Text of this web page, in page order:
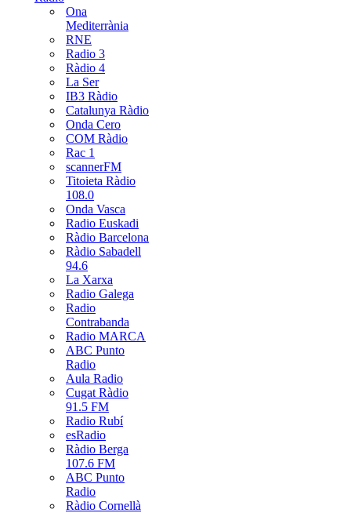
Ona
Mediterrània
RNE
Radio 3
Ràdio 4
La Ser
IB3 Ràdio
Catalunya Ràdio
Onda Cero
COM Ràdio
Rac 1
scannerFM
Titoieta Ràdio
108.0
Onda Vasca
Radio Euskadi
Ràdio Barcelona
Ràdio Sabadell
94.6
La Xarxa
Radio Galega
Radio
Contrabanda
Radio MARCA
ABC Punto
Radio
Aula Radio
Cugat Ràdio
91.5 FM
Radio Rubí
esRadio
Ràdio Berga
107.6 FM
ABC Punto
Radio
Ràdio Cornellà